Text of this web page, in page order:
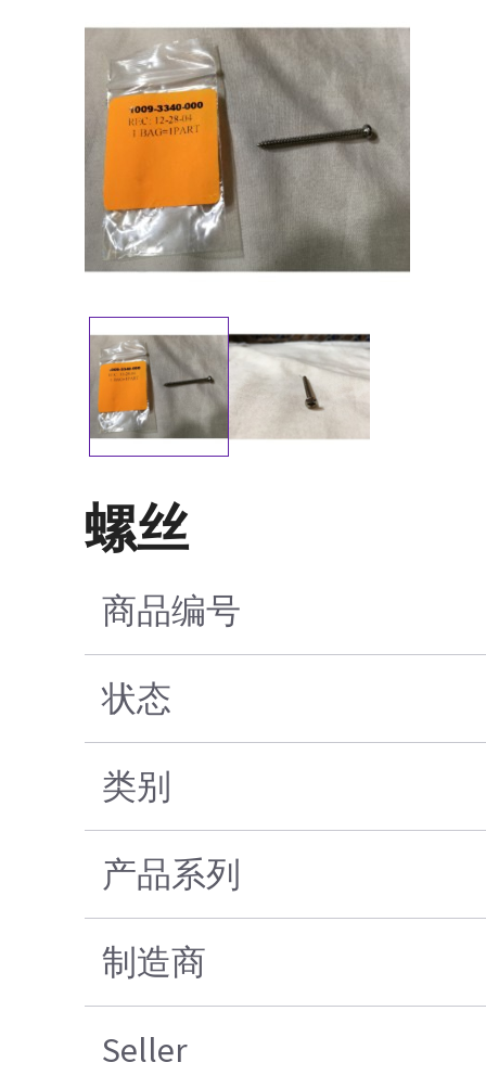
螺丝
商品编号
状态
类别
产品系列
制造商
Seller